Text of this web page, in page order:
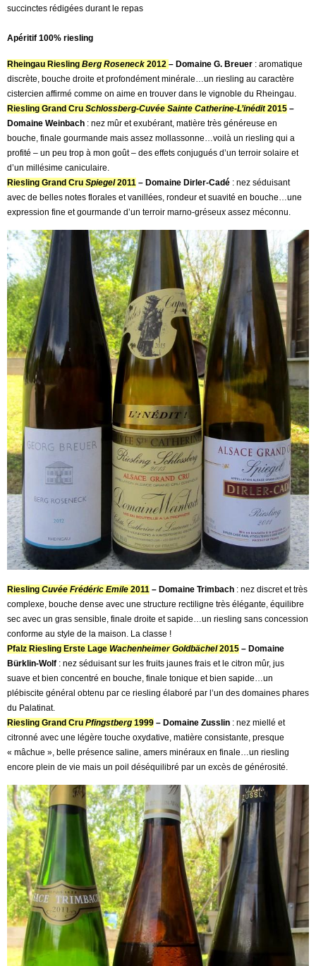
succinctes rédigées durant le repas
Apéritif 100% riesling
Rheingau Riesling Berg Roseneck 2012 – Domaine G. Breuer : aromatique
discrète, bouche droite et profondément minérale…un riesling au caractère
cistercien affirmé comme on aime en trouver dans le vignoble du Rheingau.
Riesling Grand Cru Schlossberg-Cuvée Sainte Catherine-L’inédit 2015 –
Domaine Weinbach : nez mûr et exubérant, matière très généreuse en
bouche, finale gourmande mais assez mollassonne…voilà un riesling qui a
profité – un peu trop à mon goût – des effets conjugués d’un terroir solaire et
d’un millésime caniculaire.
Riesling Grand Cru Spiegel2011 – Domaine Dirler-Cadé : nez séduisant
avec de belles notes florales et vanillées, rondeur et suavité en bouche…une
expression fine et gourmande d’un terroir marno-gréseux assez méconnu.
Riesling Cuvée Frédéric Emile 2011 – Domaine Trimbach : nez discret et très
complexe, bouche dense avec une structure rectiligne très élégante, équilibre
sec avec un gras sensible, finale droite et sapide…un riesling sans concession
conforme au style de la maison. La classe !
Pfalz Riesling Erste Lage Wachenheimer Goldbächel2015 – Domaine
Bürklin-Wolf : nez séduisant sur les fruits jaunes frais et le citron mûr, jus
suave et bien concentré en bouche, finale tonique et bien sapide…un
plébiscite général obtenu par ce riesling élaboré par l’un des domaines phares
du Palatinat.
Riesling Grand Cru Pfingstberg 1999 – Domaine Zusslin : nez miellé et
citronné avec une légère touche oxydative, matière consistante, presque
« mâchue », belle présence saline, amers minéraux en finale…un riesling
encore plein de vie mais un poil déséquilibré par un excès de générosité.